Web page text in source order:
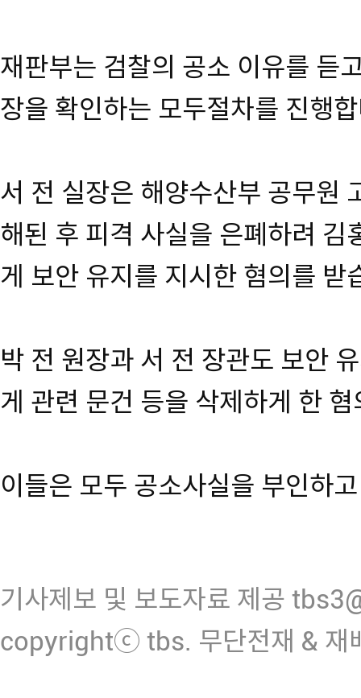
재판부는 검찰의 공소 이유를 듣
장을 확인하는 모두절차를 진행
서 전 실장은 해양수산부 공무원
해된 후 피격 사실을 은폐하려 김
게 보안 유지를 지시한 혐의를 받
박 전 원장과 서 전 장관도 보안
게 관련 문건 등을 삭제하게 한
이들은 모두 공소사실을 부인하
기사제보 및 보도자료 제공
copyrightⓒ tbs. 무단전재 & 재